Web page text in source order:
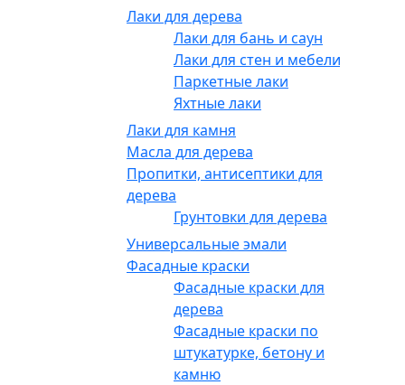
Лаки для дерева
Лаки для бань и саун
Лаки для стен и мебели
Паркетные лаки
Яхтные лаки
Лаки для камня
Масла для дерева
Пропитки, антисептики для
дерева
Грунтовки для дерева
Универсальные эмали
Фасадные краски
Фасадные краски для
дерева
Фасадные краски по
штукатурке, бетону и
камню